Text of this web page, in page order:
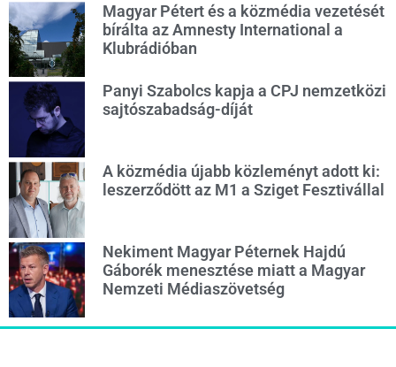
Magyar Pétert és a közmédia vezetését
bírálta az Amnesty International a
Klubrádióban
Panyi Szabolcs kapja a CPJ nemzetközi
sajtószabadság-díját
A közmédia újabb közleményt adott ki:
leszerződött az M1 a Sziget Fesztivállal
Nekiment Magyar Péternek Hajdú
Gáborék menesztése miatt a Magyar
Nemzeti Médiaszövetség